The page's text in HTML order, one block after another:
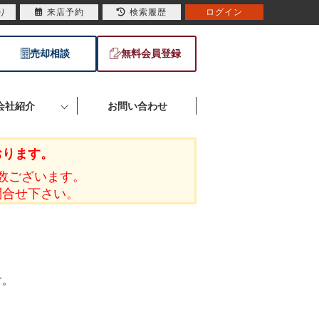
売却相談 無料会員登録
社紹介 お問い合わせ
ます。
ざいます。
せ下さい。
来店予約 検索履歴 ログイン